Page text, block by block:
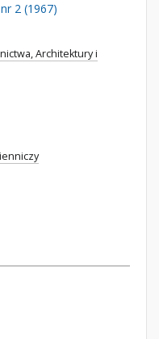
2 (1967)
Architektury i